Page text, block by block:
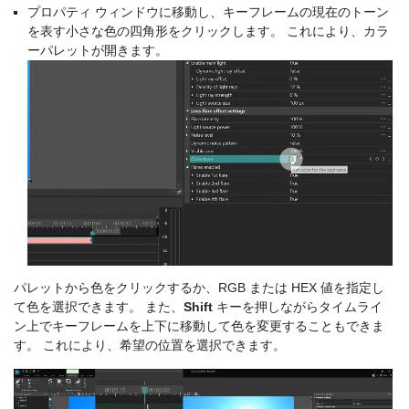
プロパティ ウィンドウに移動し、キーフレームの現在のトーン
を表す小さな色の四角形をクリックします。 これにより、カラ
ーパレットが開きます。
パレットから色をクリックするか、RGB または HEX 値を指定し
て色を選択できます。 また、 Shift キーを押しながらタイムライ
ン上でキーフレームを上下に移動して色を変更することもできま
す。 これにより、希望の位置を選択できます。